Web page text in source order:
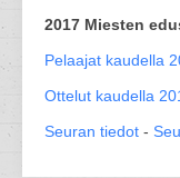
2017 Miesten
Pelaajat kaudella
Ottelut kaudella
Seuran tiedot -